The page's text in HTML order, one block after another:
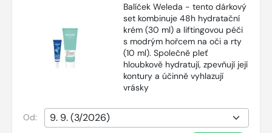
Balíček Weleda - tento dárkový
set kombinuje 48h hydratační
krém (30 ml) a liftingovou péči
s modrým hořcem na oči a rty
(10 ml). Společně pleť
hloubkově hydratují, zpevňují její
kontury a účinně vyhlazují
vrásky
Od: